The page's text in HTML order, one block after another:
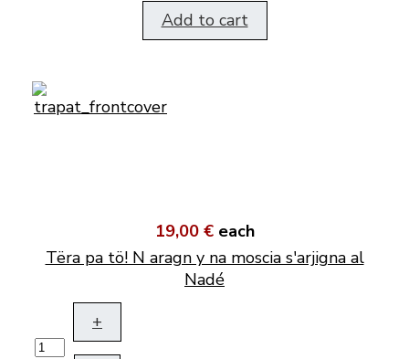
Add to cart
19,00 € each
Tëra pa tö! N aragn y na moscia s'arjigna al
Nadé
+